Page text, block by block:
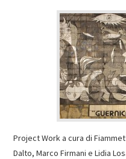
Project Work a cura di
Dalto, Marco Firmani e Lidia